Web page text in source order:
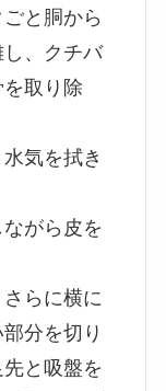
と胴から
、クチバ
取り除
気を拭き
がら皮を
らに横に
分を切り
と吸盤を